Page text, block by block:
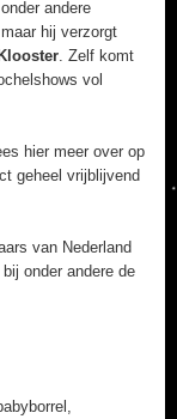
andere
hij verzorgt
. Zelf komt
vol
hier meer over op
geheel vrijblijvend
van Nederland
onder andere de